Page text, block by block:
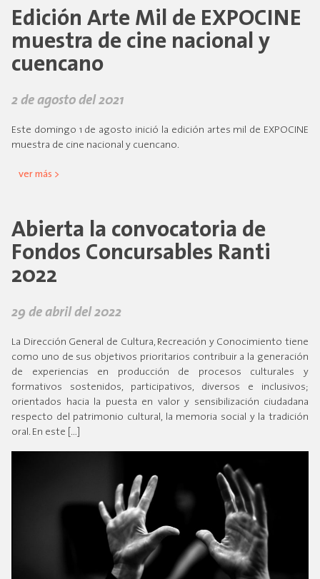
Edición Arte Mil de EXPOCINE
muestra de cine nacional y
cuencano
2 de agosto del 2021
Este domingo 1 de agosto inició la edición artes mil de EXPOCINE
muestra de cine nacional y cuencano.
ver más >
Abierta la convocatoria de
Fondos Concursables Ranti
2022
29 de abril del 2022
La Dirección General de Cultura, Recreación y Conocimiento tiene
como uno de sus objetivos prioritarios contribuir a la generación
de experiencias en producción de procesos culturales y
formativos sostenidos, participativos, diversos e inclusivos;
orientados hacia la puesta en valor y sensibilización ciudadana
respecto del patrimonio cultural, la memoria social y la tradición
oral. En este […]